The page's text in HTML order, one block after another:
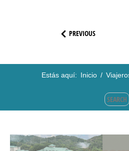
PREVIOUS
Estás aquí: Inicio /